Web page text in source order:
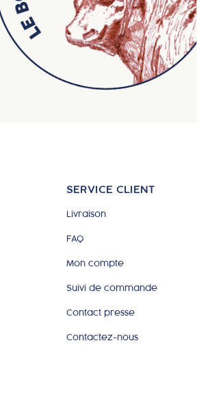
SERVICE CLIENT
Livraison
FAQ
Mon compte
Suivi de commande
Contact presse
Contactez-nous